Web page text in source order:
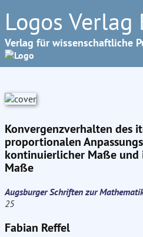
Logos Verlag
Verlag für wissenschaftliche
Konvergenzverhalten des
proportionalen
kontinuierlicher Maße und
Maße
Augsburger Schriften zur
25
Fabian Reffel